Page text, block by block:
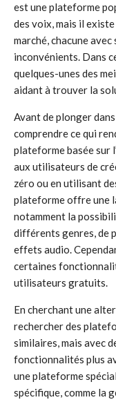
est une plateforme
des voix, mais il
marché, chacune
inconvénients. Dans
quelques-unes des
aidant à trouver la
Avant de plonger
comprendre ce qui
plateforme basée sur
aux utilisateurs de
zéro ou en utilisant
plateforme offre une
notamment la
différents genres, de
effets audio.
certaines
utilisateurs gratuits.
En cherchant une
rechercher des
similaires, mais avec
fonctionnalités plus
une plateforme
spécifique, comme la